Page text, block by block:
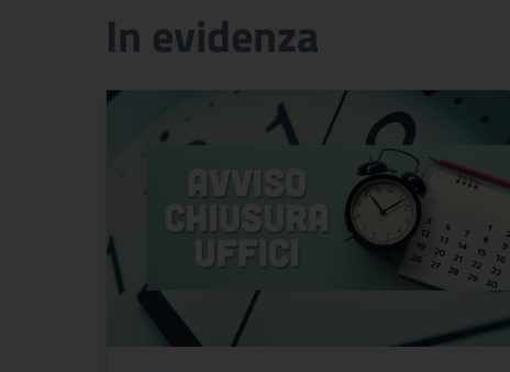
In evidenza